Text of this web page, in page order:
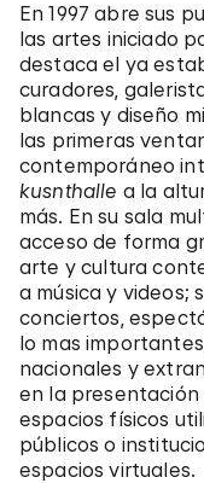
En 1997 abre sus
las artes iniciado
destaca el ya
curadores,
blancas y diseño
las primeras
contemporáneo
kusnthalle a la
más. En su sala
acceso de forma
arte y cultura
a música y videos;
conciertos,
lo mas
nacionales y
en la presentación
espacios físicos
públicos o
espacios virtuales.